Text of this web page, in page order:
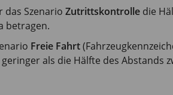
das Szenario Zutrittskontrolle die
betragen.
Freie Fahrt
als die Hälfte des Abstands